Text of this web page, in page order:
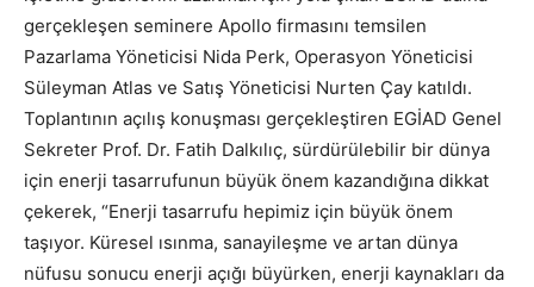
gerçekleşen seminere Apollo firmasını temsilen
Pazarlama Yöneticisi Nida Perk, Operasyon Yöneticisi
Süleyman Atlas ve Satış Yöneticisi Nurten Çay katıldı.
Toplantının açılış konuşması gerçekleştiren EGİAD Genel
Sekreter Prof. Dr. Fatih Dalkılıç, sürdürülebilir bir dünya
için enerji tasarrufunun büyük önem kazandığına dikkat
çekerek, “Enerji tasarrufu hepimiz için büyük önem
taşıyor. Küresel ısınma, sanayileşme ve artan dünya
nüfusu sonucu enerji açığı büyürken, enerji kaynakları da